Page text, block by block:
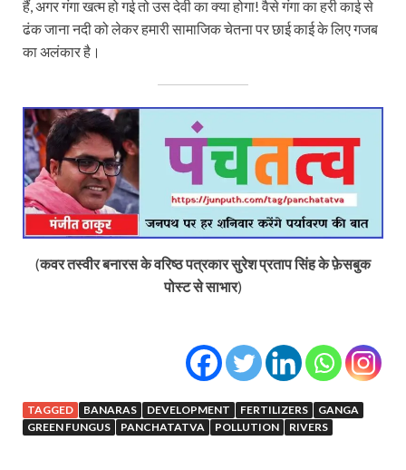
हैं, अगर गंगा खत्म हो गई तो उस देवी का क्या होगा! वैसे गंगा का हरी काई से
ढंक जाना नदी को लेकर हमारी सामाजिक चेतना पर छाई काई के लिए गजब
का अलंकार है।
(कवर तस्वीर बनारस के वरिष्ठ पत्रकार सुरेश प्रताप सिंह के फ़ेसबुक
पोस्ट से साभार)
TAGGED BANARAS DEVELOPMENT FERTILIZERS
GANGA
GREEN FUNGUS
PANCHATATVA POLLUTION RIVERS